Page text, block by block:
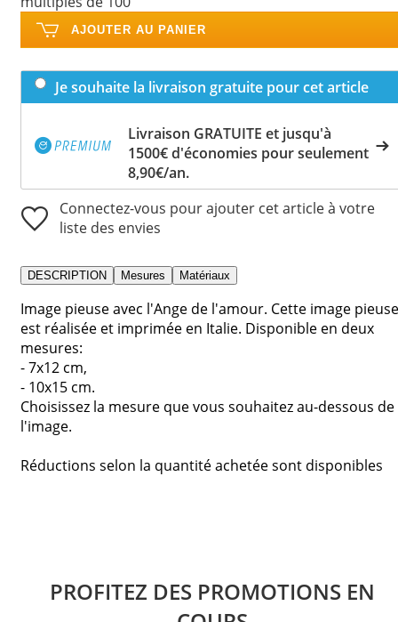
AJOUTER AU PANIER
Je souhaite la livraison gratuite pour cet article
Livraison GRATUITE et jusqu'à
1500€ d'économies pour seulement
8,90€/an.
Connectez-vous pour ajouter cet article à votre
liste des envies
DESCRIPTION Mesures Matériaux
Image pieuse avec l'Ange de l'amour. Cette image pieuse
est réalisée et imprimée en Italie. Disponible en deux
mesures:
- 7x12 cm,
- 10x15 cm.
Choisissez la mesure que vous souhaitez au-dessous de
l'image.
Réductions selon la quantité achetée sont disponibles
PROFITEZ DES PROMOTIONS EN